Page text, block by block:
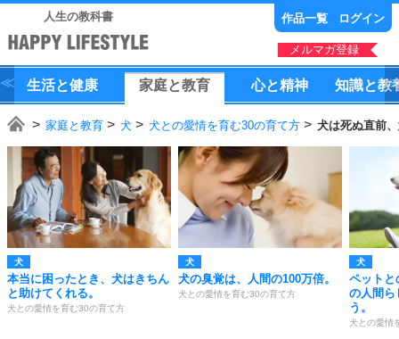
人生の教科書 作品一覧 ログイン
メルマガ登録
生活と健康 家庭と教育 心と精神 知識と教
家庭と教育 犬 犬との愛情を育む30の育て方 犬は死ぬ直前
犬
本当に困ったとき、犬はきちん
と助けてくれる。
犬との愛情を育む30の育て方
犬
犬の臭覚は、人間の100万倍。
犬との愛情を育む30の育て方
犬
ペットと
の人間ら
う。
犬との愛情